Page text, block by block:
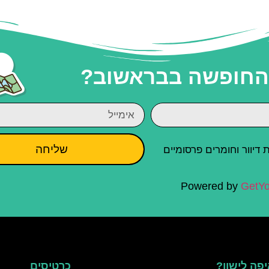
החופשה בבראשוב?
וחומרים פרסומיים שליחה
Powered by
לישון? כרטיסים